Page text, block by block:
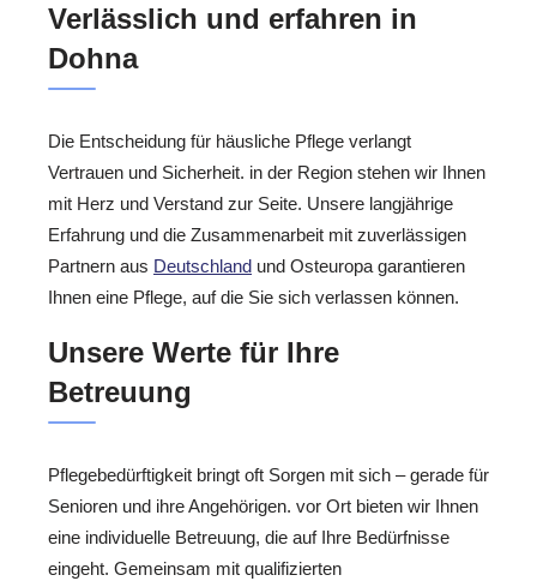
Verlässlich und erfahren in
Dohna
Die Entscheidung für häusliche Pflege verlangt
Vertrauen und Sicherheit. in der Region stehen wir Ihnen
mit Herz und Verstand zur Seite. Unsere langjährige
Erfahrung und die Zusammenarbeit mit zuverlässigen
Partnern aus Deutschland und Osteuropa garantieren
Ihnen eine Pflege, auf die Sie sich verlassen können.
Unsere Werte für Ihre
Betreuung
Pflegebedürftigkeit bringt oft Sorgen mit sich – gerade für
Senioren und ihre Angehörigen. vor Ort bieten wir Ihnen
eine individuelle Betreuung, die auf Ihre Bedürfnisse
eingeht. Gemeinsam mit qualifizierten